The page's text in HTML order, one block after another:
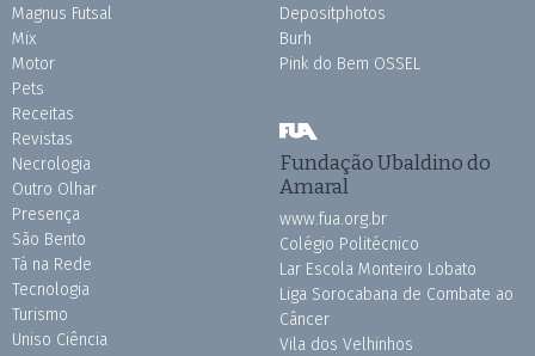
Magnus Futsal
Mix
Motor
Pets
Receitas
Revistas
Necrologia
Outro Olhar
Presença
São Bento
Tá na Rede
Tecnologia
Turismo
Uniso Ciência
Depositphotos
Burh
Pink do Bem OSSEL
Fundação Ubaldino do
Amaral
www.fua.org.br
Colégio Politécnico
Lar Escola Monteiro Lobato
Liga Sorocabana de Combate ao
Câncer
Vila dos Velhinhos